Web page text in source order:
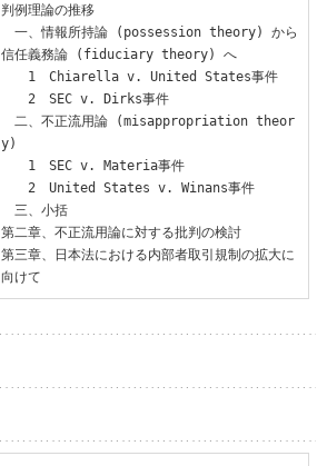
判例理論の推移
一、情報所持論 (possession theory) から
信任義務論 (fiduciary theory) へ
1　Chiarella v. United States事件
2　SEC v. Dirks事件
二、不正流用論 (misappropriation theor
y)
1　SEC v. Materia事件
2　United States v. Winans事件
三、小括
第二章、不正流用論に対する批判の検討
第三章、日本法における内部者取引規制の拡大に
向けて